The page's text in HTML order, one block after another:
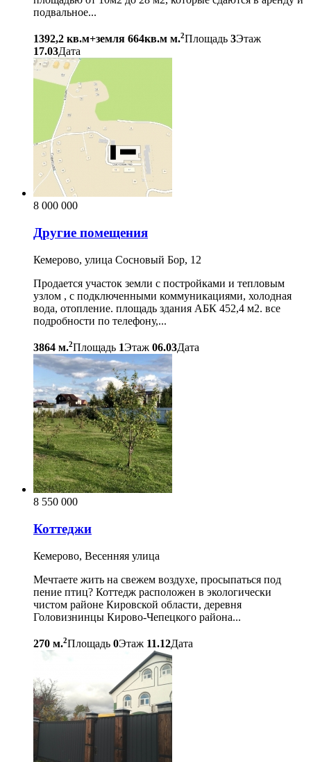
подвальное...
1392,2 кв.м+земля 664кв.м м.2Площадь 3Этаж
17.03Дата
8 000 000
Другие помещения
Кемерово, улица Сосновый Бор, 12
Продается участок земли с постройками и тепловым
узлом , с подключенными коммуникациями, холодная
вода, отопление. площадь здания АБК 452,4 м2. все
подробности по телефону,...
3864 м.2Площадь 1Этаж 06.03Дата
8 550 000
Коттеджи
Кемерово, Весенняя улица
Мечтаете жить на свежем воздухе, просыпаться под
пение птиц? Коттедж расположен в экологически
чистом районе Кировской области, деревня
Головизнинцы Кирово-Чепецкого района...
270 м.2Площадь 0Этаж 11.12Дата